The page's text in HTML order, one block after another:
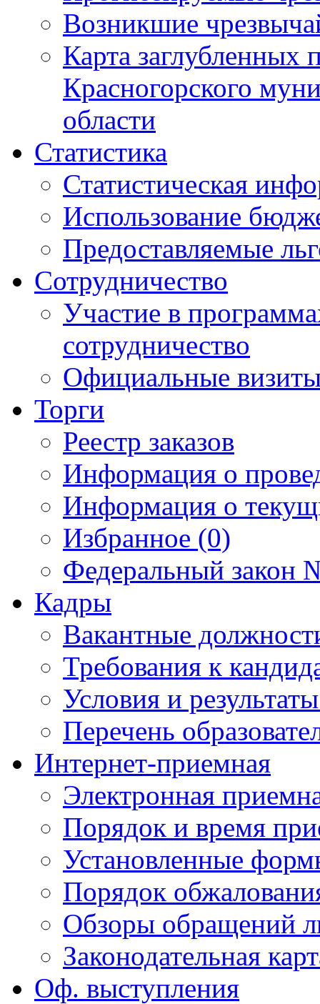
Возникшие
Карта
Красногорского
области
Статистика
Статистическая
Использование
Предоставляемые
Сотрудничество
Участие в
сотрудничество
Официальные
Торги
Реестр заказов
Информация о
Информация о
Избранное (0)
Федеральный закон
Кадры
Вакантные
Требования к
Условия и
Перечень
Интернет-приемная
Электронная
Порядок и время
Установленные
Порядок
Обзоры обращений
Законодательная
Оф. выступления